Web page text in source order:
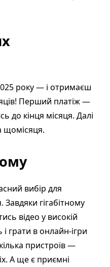
року — і отримаєш
Перший платіж —
до кінця місяця. Далі
щомісяця.
вибір для
гігабітному
відео у високій
грати в онлайн-ігри
пристроїв —
А ще є приємні